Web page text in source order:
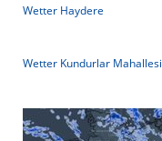
Wetter Haydere
Wetter Kundurlar Mahallesi